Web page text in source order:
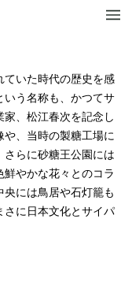
ていた時代の歴史を感
いう名称も、かつてサ
、松江春次を記念し
、当時の製糖工場に
さらに砂糖王公園には
やかな花々とのコラ
には鳥居や石灯籠も
さに日本文化とサイパ